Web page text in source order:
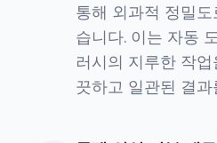
통해 외과적 정밀
습니다. 이는 자동
러시의 지루한 작
끗하고 일관된 결